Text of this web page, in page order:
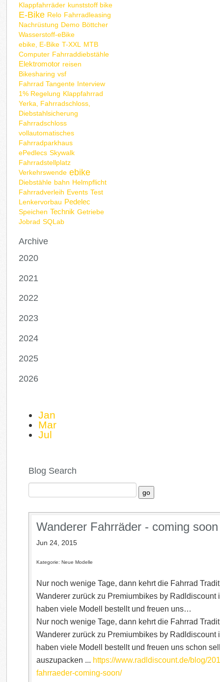
Klappfahrräder kunststoff bike
E-Bike Relo Fahrradleasing
Nachrüstung Demo Böttcher
Wasserstoff-eBike
ebike, E-Bike T-XXL
MTB
Computer Fahrraddiebstähle
Elektromotor reisen
Bikesharing vsf
Fahrrad Tangente Interview
1% Regelung Klappfahrrad
Yerka, Fahrradschloss,
Diebstahlsicherung
Fahrradschloss
vollautomatisches
Fahrradparkhaus
ePedlecs Skywalk
Fahrradstellplatz
Verkehrswende ebike
Diebstähle bahn Helmpflicht
Fahrradverleih Events Test
Lenkervorbau Pedelec
Speichen Technik Getriebe
Jobrad SQLab
Archive
2020
2021
2022
2023
2024
2025
2026
Jan
Mar
Jul
Blog Search
Wanderer Fahrräder - coming soon
Jun 24, 2015
Kategorie: Neue Modelle
Nur noch wenige Tage, dann kehrt die ‪Fahrrad‬
‪Wanderer‬ zurück zu Premiumbikes by ‪‎Radldiscount‬
haben viele Modell bestellt und freuen uns…
Nur noch wenige Tage, dann kehrt die ‪Fahrrad‬
‪Wanderer‬ zurück zu Premiumbikes by ‪‎Radldiscount‬
haben viele Modell bestellt und freuen uns schon
auszupacken ... https://www.radldiscount.de/blog/
fahrraeder-coming-soon/